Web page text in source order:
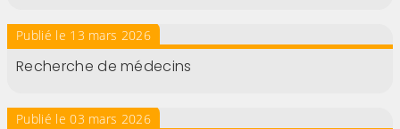
Publié le 13 mars 2026
Recherche de médecins
Publié le 03 mars 2026